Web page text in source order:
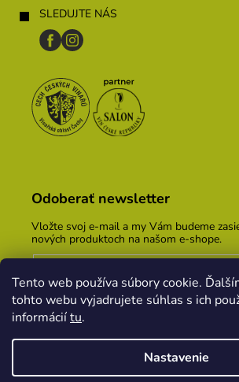
Tento web používa súbory cookie.
tohto webu vyjadrujete súhlas s ich
informáciítu.
Nastavenie
SLEDUJTE NÁS
Odoberať newsletter
Vložte svoj e-mail a my Vám budeme
nových produktoch na našom e-shope.
Vložením e-mailu súhlasíte s
osobných údajov
PRIHLÁSIŤ SA